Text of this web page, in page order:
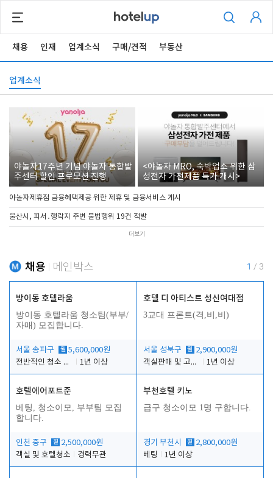
채용 인재 업계소식 구매/견적 부동산
업계소식
야놀자17주년 기념 야놀자 통합발
주센터 할인 프로모션 진행
<야놀자 MRO, 숙박업소 위한 삼
성전자 가전제품 특가 개시>
야놀자제휴점 금융혜택제공 위한 제휴 및 금융서비스 게시
울산시, 피서․행락지 주변 불법행위 19건 적발
더보기
채용 메인박스 1 / 3
방이동 호텔라움
방이동 호텔라움 청소팀(부부/
자매) 모집합니다.
서울 송파구 월 5,600,000원
전반적인 청소 업무(객실청소.객실정리)
1년 이상
호텔 디 아티스트 성신여대점
3교대 프론트(격,비,비)
서울 성북구 월 2,900,000원
객실판매 및 고객응대
1년 이상
호텔에어포트준
베팅, 청소이모, 부부팀 모집
합니다.
인천 중구 월 2,500,000원
객실 및 호텔청소
경력무관
부천호텔 키노
급구 청소이모 1명 구합니다.
경기 부천시 월 2,800,000원
베팅
1년 이상